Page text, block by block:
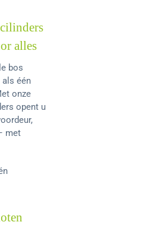
alles
bos
één
onze
opent u
met